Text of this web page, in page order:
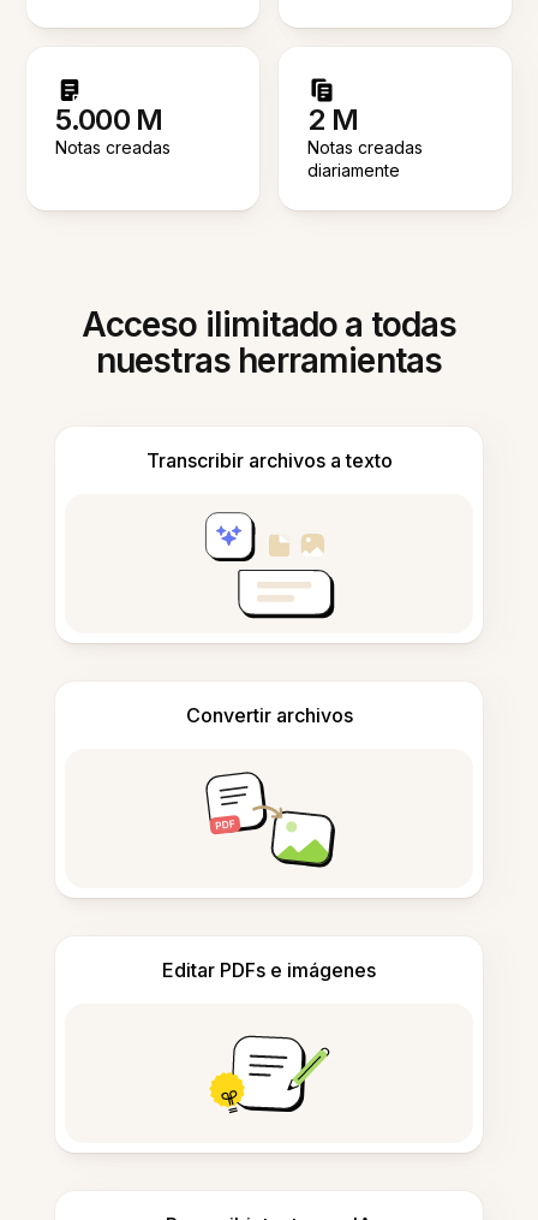
5.000 M
Notas creadas
2 M
Notas creadas
diariamente
Acceso ilimitado a todas
nuestras herramientas
Transcribir archivos a texto
Convertir archivos
Editar PDFs e imágenes